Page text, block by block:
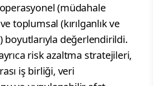
(müdahale
toplumsal (kırılganlık ve
boyutlarıyla değerlendirildi.
risk azaltma stratejileri,
iş birliği, veri